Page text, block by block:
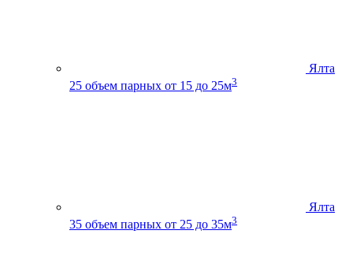
Ялта
25 объем парных от 15 до 25м3
Ялта
35 объем парных от 25 до 35м3